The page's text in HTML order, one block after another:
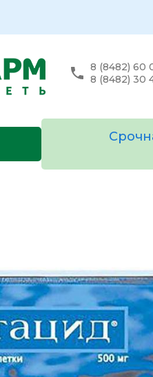
8 (8482) 60
8 (8482) 30